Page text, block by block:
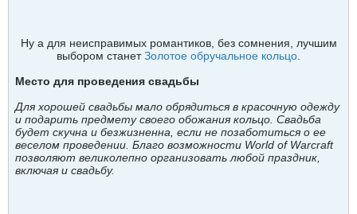
Ну а для неисправимых романтиков, без сомнения, лучшим
выбором станетЗолотое обручальное кольцо
Место для проведения свадьбы
Для хорошей свадьбы мало обрядиться в красочную одежду
и подарить предмету своего обожания кольцо. Свадьба
будет скучна и безжизненна, если не позаботиться о ее
веселом проведении. Благо возможности World of Warcraft
позволяют великолепно организовать любой праздник,
включая и свадьбу.